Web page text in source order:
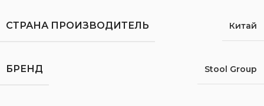
СТРАНА ПРОИЗВОДИТЕЛЬ Китай
БРЕНД Stool Group